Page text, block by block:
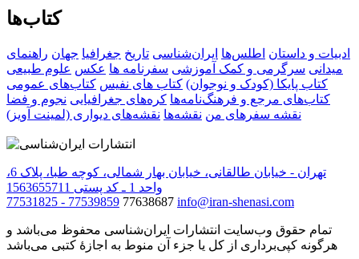
کتاب‌ها
ادبیات و داستان اطلس‌ها ایران‌شناسی تاریخ جغرافیا جهان راهنمای
میدانی سرگرمی و کمک آموزشی سفرنامه‌ ها عکس علوم طبیعی
کتاب‌ پایکا (کودک و نوجوان) کتاب های نفیس کتاب‌های عمومی
کتاب‌های مرجع و فرهنگ‌نامه‌ها کره‌های جغرافیایی نجوم و فضا
نقشه سفرهای من نقشه‌ها نقشه‌های دیواری (لمینت آویز)
تهران - خیابان طالقانی، خیابان بهار شمالی، کوچه طبا، پلاک 6،
واحد 1 ـ کد پستی 1563655711
77531825 - 77539859 77638687 info@iran-shenasi.com
تمام حقوق وب‌سایت انتشارات ایران‌شناسی محفوظ می‌باشد و
هرگونه کپی‌برداری از کل یا جزء آن منوط به اجازهٔ کتبی می‌باشد